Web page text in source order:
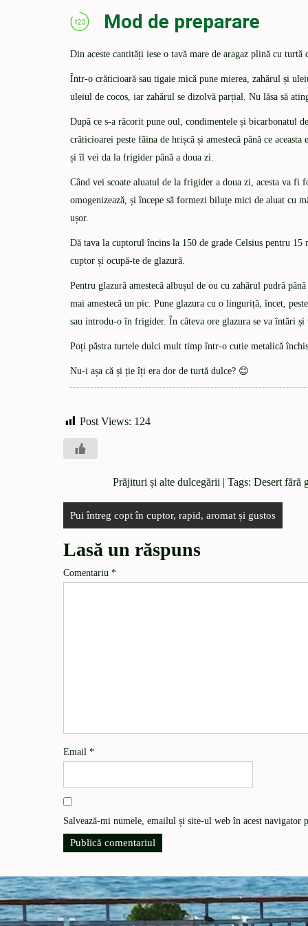
Mod de preparare
Din aceste cantități iese o tavă mare de aragaz plină cu
Într-o crăticioară sau tigaie mică pune mierea, zahărul și
uleiul de cocos, iar zahărul se dizolvă parțial. Nu lăsa să
După ce s-a răcorit pune oul, condimentele și bicarbonatul
crăticioarei peste făina de hrișcă și amestecă până ce
și îl vei da la frigider până a doua zi.
Când vei scoate aluatul de la frigider a doua zi, acesta va fi
omogenizează, și începe să formezi biluțe mici de aluat cu
ușor.
Dă tava la cuptorul încins la 150 de grade Celsius pentru
cuptor și ocupă-te de glazură.
Pentru glazură amestecă albușul de ou cu zahărul pudră
mai amestecă un pic. Pune glazura cu o linguriță, încet,
sau introdu-o în frigider. În câteva ore glazura se va întări și
Poți păstra turtele dulci mult timp într-o cutie metalică
Nu-i așa că și ție îți era dor de turtă dulce? 😊
Post Views: 124
Prăjituri și alte dulcegării | Tags: Desert fără
Pui întreg copt în cuptor, rapid, aromat și gustos
Lasă un răspuns
Comentariu *
Email *
Salvează-mi numele, emailul și site-ul web în acest navigator